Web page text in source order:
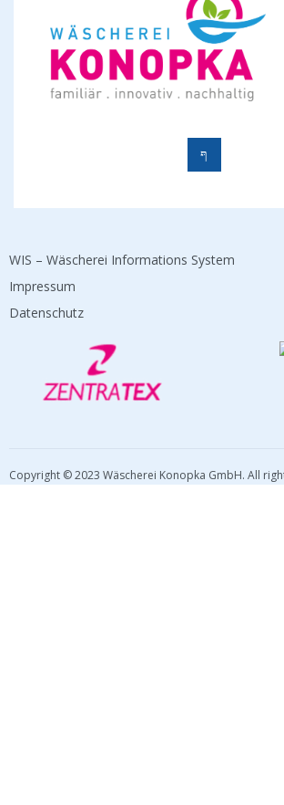
WIS – Wäscherei Informations System
Impressum
Datenschutz
Copyright © 2023 Wäscherei Konopka GmbH. All